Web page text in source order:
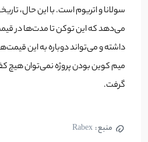
سولانا و اتریوم است. با این حال،
داشته و می‌تواند دوباره به این
میم کوین بودن پروژه نمی‌توان هیچ
گرفت.
منبع : Rabex